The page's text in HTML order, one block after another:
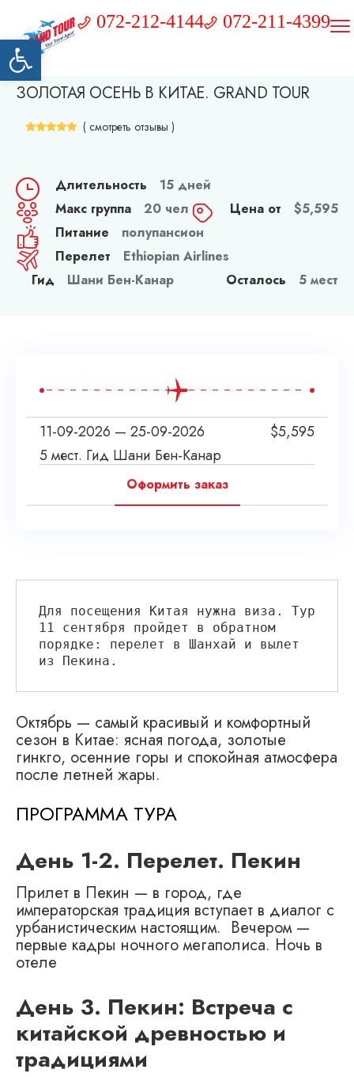
Открыть панель инструментов
072-212-4144 072-211-4399
ЗОЛОТАЯ ОСЕНЬ В КИТАЕ. GRAND TOUR
( смотреть отзывы )
Длительность
15 дней
Макс группа
20 чел Цена от $5,595
Питание
полупансион
Перелет
Ethiopian Airlines
Гид
Шани Бен-Канар Осталось 5 мест
Для посещения Китая нужна виза. Тур
11 сентября пройдет в обратном
порядке: перелет в Шанхай и вылет
Октябрь — самый красивый и комфортный
сезон в Китае: ясная погода, золотые
гинкго, осенние горы и спокойная атмосфера
после летней жары.
ПРОГРАММА ТУРА
День 1-2. Перелет. Пекин
Прилет в Пекин — в город, где
императорская традиция вступает в диалог с
урбанистическим настоящим. Вечером —
первые кадры ночного мегаполиса. Ночь в
отеле
День 3. Пекин: Встреча с
китайской древностью и
традициями
$5,595
11-09-2026 — 25-09-2026
5 мест. Гид Шани Бен-Канар
Оформить заказ